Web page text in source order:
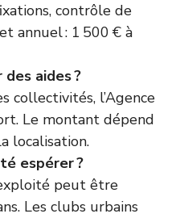
contrôle de
annuel : 1 500 € à
aides ?
collectivités, l’Agence
Le montant dépend
localisation.
espérer ?
peut être
Les clubs urbains